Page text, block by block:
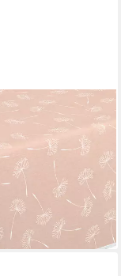
rutschfest mit
pflegeleicht,